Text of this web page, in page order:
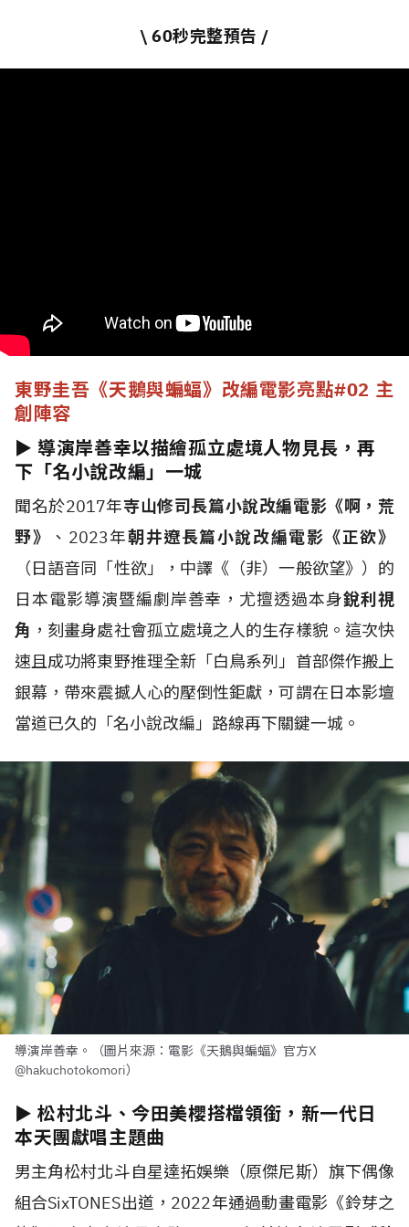
\ 60秒完整預告 /
東野圭吾《天鵝與蝙蝠》改編電影亮點#02 主
創陣容
► 導演岸善幸以描繪孤立處境人物見長，再
下「名小說改編」一城
聞名於2017年寺山修司長篇小說改編電影《啊，荒
野》
、2023年朝井遼長篇小說改編電影《正欲》
（日語音同「性欲」，中譯《（非）一般欲望》）的
日本電影導演暨編劇岸善幸，尤擅透過本身銳利視
角 ，刻畫身處社會孤立處境之人的生存樣貌。這次快
速且成功將東野推理全新「白鳥系列」首部傑作搬上
銀幕，帶來震撼人心的壓倒性鉅獻，可謂在日本影壇
當道已久的「名小說改編」路線再下關鍵一城。
導演岸善幸。（圖片來源：電影《天鵝與蝙蝠》官方X
@hakuchotokomori）
► 松村北斗、今田美櫻搭檔領銜，新一代日
本天團獻唱主題曲
男主角松村北斗自星達拓娛樂（原傑尼斯）旗下偶像
組合SixTONES出道，2022年通過動畫電影《鈴芽之